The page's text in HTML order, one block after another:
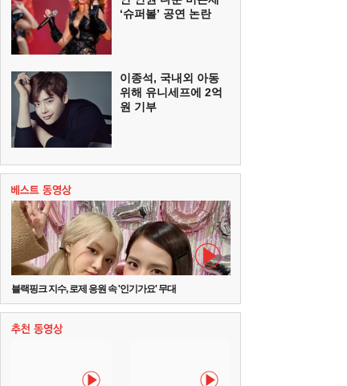
‘슈퍼볼’ 공연 논란
이종석, 국내외 아동
위해 유니세프에 2억
원 기부
블랙핑크 지수, 로제 응원 속 '인기가요' 무대